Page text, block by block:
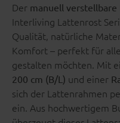
Der manuell
Interliving Lattenrost
Qualität, natürliche
Komfort – perfekt für
gestalten möchten. Mit
200 cm (B/L) und einer
sich der Lattenrahmen
ein. Aus hochwertigem